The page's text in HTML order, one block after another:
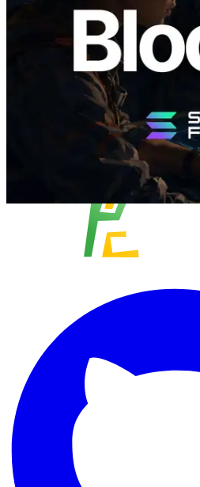
Leer este artículo